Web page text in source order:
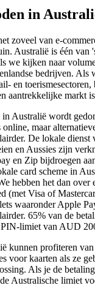
in
zoveel van e-
Australië is één van
we kijken naar
bedrijven. Als
en toerismesectoren,
aantrekkelijke markt
in Australië wordt
maar
De lokale dienst
en Aussies zijn
en Zip bijdroegen
card scheme in
hebben het dan over
(met Visa of
waaronder Apple
65% van de
PIN-limiet van AUD
kunnen profiteren van
voor kaarten als ze
Als je de
Australische limiet